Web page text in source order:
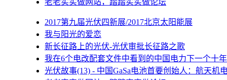
2017第九届光伏四新展/2017北京太阳能展
我与阳光的爱恋
新长征路上的光伏-光伏审批长征路之歌
我在6个电改配套文件中看到的中国电力下一个十年
光伏故事(13) - 中国GaSa电池首要创始人：航天机